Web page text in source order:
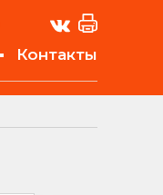
Контакты